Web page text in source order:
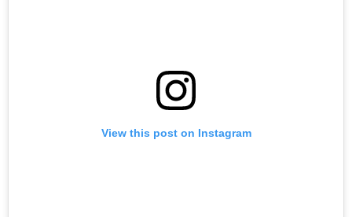
View this post on Instagram